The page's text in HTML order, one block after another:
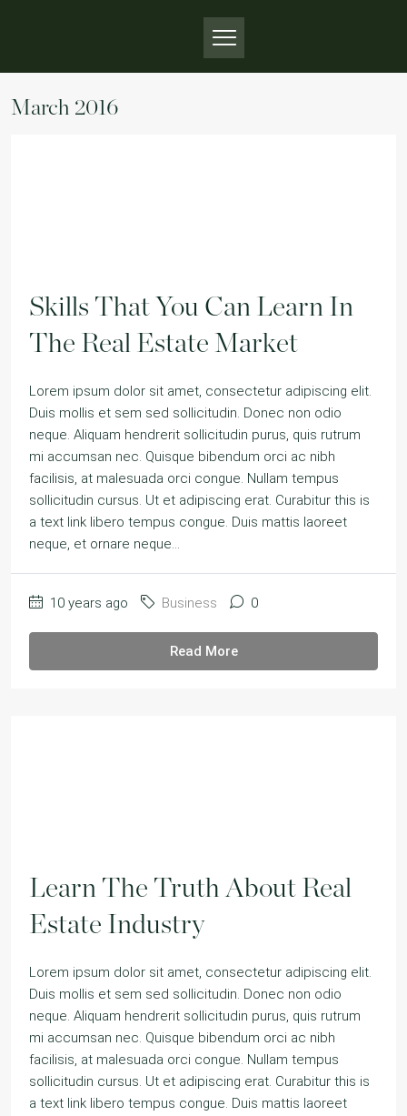
March 2016
Skills That You Can Learn In
The Real Estate Market
Lorem ipsum dolor sit amet, consectetur adipiscing elit.
Duis mollis et sem sed sollicitudin. Donec non odio
neque. Aliquam hendrerit sollicitudin purus, quis rutrum
mi accumsan nec. Quisque bibendum orci ac nibh
facilisis, at malesuada orci congue. Nullam tempus
sollicitudin cursus. Ut et adipiscing erat. Curabitur this is
a text link libero tempus congue. Duis mattis laoreet
neque, et ornare neque...
10 years ago Business 0
Read More
Learn The Truth About Real
Estate Industry
Lorem ipsum dolor sit amet, consectetur adipiscing elit.
Duis mollis et sem sed sollicitudin. Donec non odio
neque. Aliquam hendrerit sollicitudin purus, quis rutrum
mi accumsan nec. Quisque bibendum orci ac nibh
facilisis, at malesuada orci congue. Nullam tempus
sollicitudin cursus. Ut et adipiscing erat. Curabitur this is
a text link libero tempus congue. Duis mattis laoreet